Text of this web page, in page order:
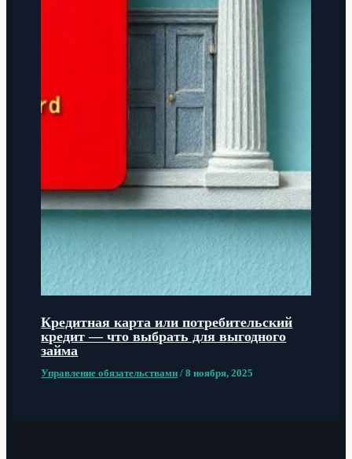
Кредитная карта или потребительский
кредит — что выбрать для выгодного
займа
Управление обязательствами /8 ноября, 2025